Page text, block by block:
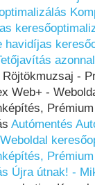
havidíjas
-
Web+ -
Autómentés
Újra útnak! -